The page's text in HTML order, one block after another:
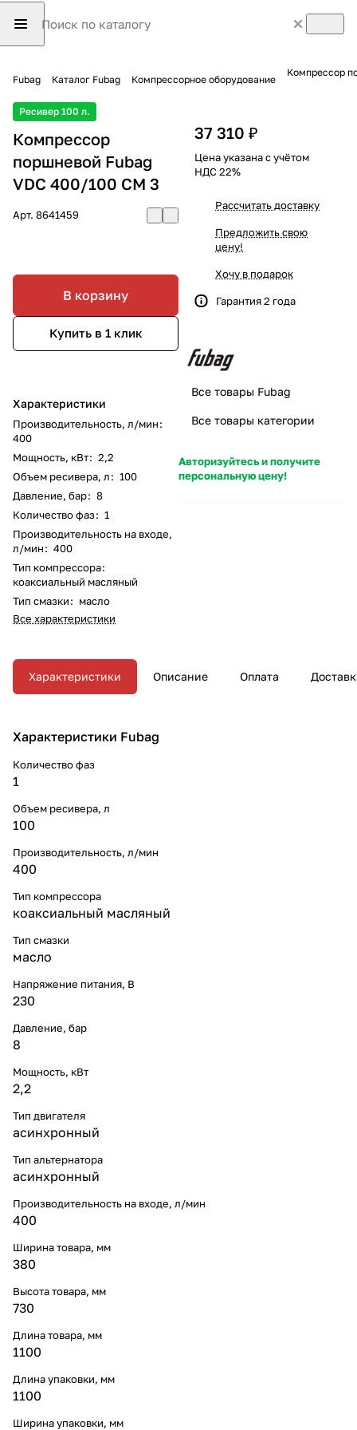
Fubag Каталог Fubag Компрессорное оборудование
Компрессор
Ресивер 100 л.
Компрессор
поршневой Fubag
VDC 400/100 CM 3
Арт. 8641459
В корзину
Купить в 1 клик
Характеристики
Производительность, л/мин:
400
Мощность, кВт: 2,2
Объем ресивера, л: 100
Давление, бар: 8
Количество фаз: 1
Производительность на входе,
л/мин: 400
Тип компрессора:
коаксиальный масляный
Тип смазки: масло
Все характеристики
37 310 ₽
Цена указана с учётом
НДС 22%
Рассчитать доставку
Предложить свою
цену!
Хочу в подарок
Гарантия 2 года
Все товары Fubag
Все товары категории
Авторизуйтесь и получите
персональную цену!
Характеристики Описание Оплата
Характеристики Fubag
Количество фаз
1
Объем ресивера, л
100
Производительность, л/мин
400
Тип компрессора
коаксиальный масляный
Тип смазки
масло
Напряжение питания, В
230
Давление, бар
8
Мощность, кВт
2,2
Тип двигателя
асинхронный
Тип альтернатора
асинхронный
Производительность на входе, л/мин
400
Ширина товара, мм
380
Высота товара, мм
730
Длина товара, мм
1100
Длина упаковки, мм
1100
Ширина упаковки, мм